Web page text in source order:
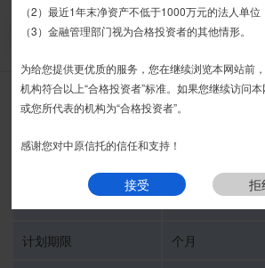
推介期
信托计划名称
计划期限 个月
如有疑问，请联系您的专属客户经理或咨询我司
接受 拒
（2）最近1年末净资产不低于1000万元的法人单位
（3）金融管理部门视为合格投资者的其他情形。
为给您提供更优质的服务，您在继续浏览本网站前
机构符合以上“合格投资者”标准。如果您继续访问
或您所代表的机构为“合格投资者”。
感谢您对中原信托的信任和支持！
接受 拒